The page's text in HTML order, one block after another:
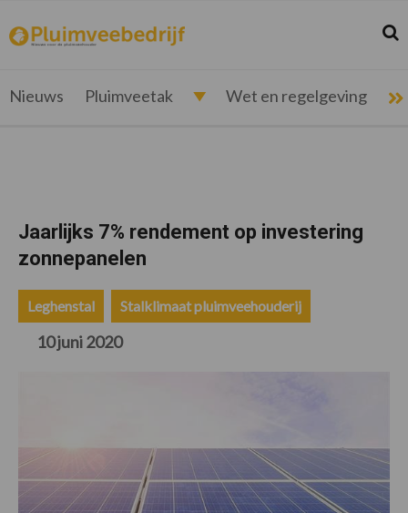
de
hoofdnavigatie
de
hoofd
de
eerste
de
voettekst
pluimveebedrijf.nl
Nieuws
pluimveehouder
Nieuws Pluimveetak Wet en regelgeving
Jaarlijks 7% rendement op investering
zonnepanelen
Leghenstal Stalklimaat pluimveehouderij
10 juni 2020